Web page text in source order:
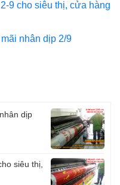
9 cho siêu thị, cửa hàng
nhân dịp 2/9
dịp
siêu thị,